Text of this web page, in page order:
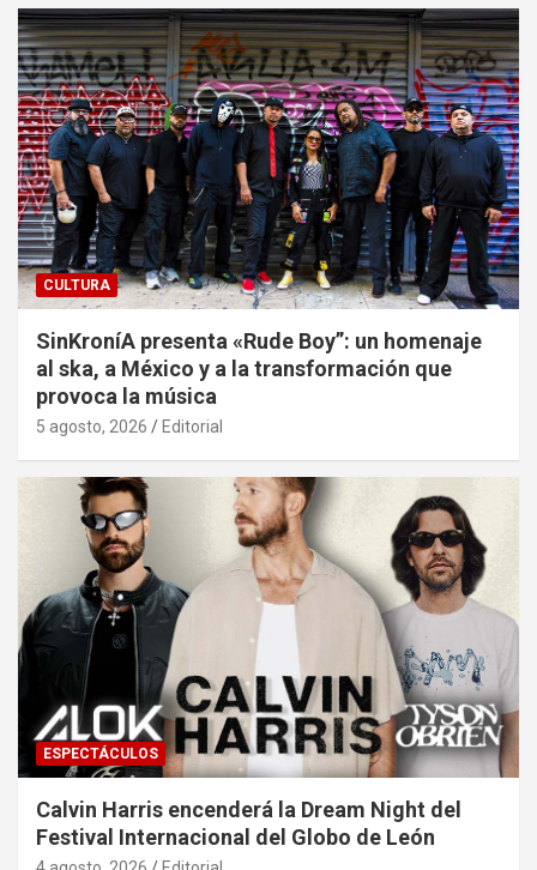
CULTURA
SinKroníA presenta «Rude Boy”: un homenaje
al ska, a México y a la transformación que
provoca la música
5 agosto, 2026 Editorial
ESPECTÁCULOS
Calvin Harris encenderá la Dream Night del
Festival Internacional del Globo de León